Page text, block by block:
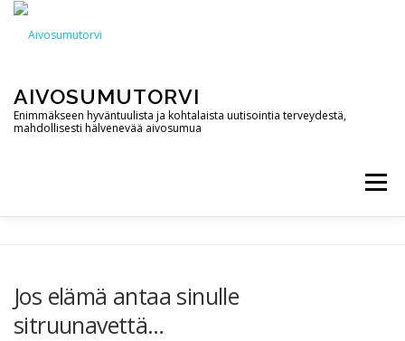
Siirry
AIVOSUMUTORVI
Enimmäkseen hyväntuulista ja kohtalaista uutisointia terveydestä,
mahdollisesti hälvenevää aivosumua
Valikko
PODCAST BLOGI
Jos elämä antaa sinulle
sitruunavettä…